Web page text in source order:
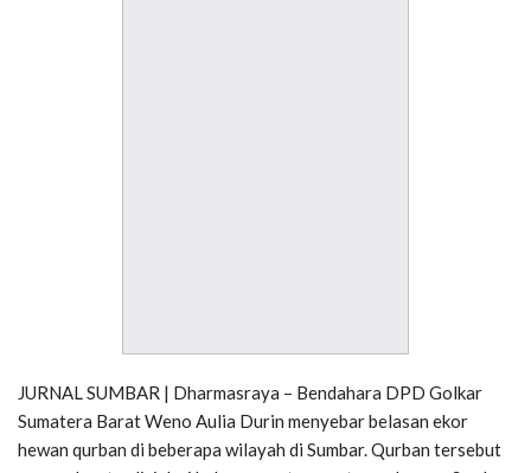
JURNAL SUMBAR | Dharmasraya – Bendahara DPD Golkar
Sumatera Barat Weno Aulia Durin menyebar belasan ekor
hewan qurban di beberapa wilayah di Sumbar. Qurban tersebut